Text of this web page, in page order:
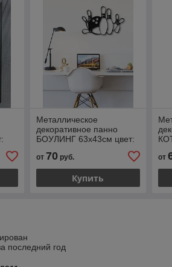
Металлическое
декоративное панно
БОУЛИНГ 63х43см цвет:
от 70руб.
Купить
от
последний год